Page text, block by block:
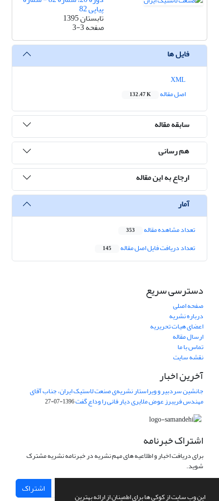
این وب سایت از کوکی ها برای اطمینان از ارائه بهترین
پیاپی 82
تابستان 1395
صفحه3-3
فایل ها
اصل مقاله
132.47 K
سابقه مقاله
هم رسانی
ارجاع به این مقاله
آمار
تعداد مشاهده مقاله 353
تعداد دریافت فایل اصل مقاله 145
دسترسی سریع
صفحه اصلی
درباره نشریه
اعضای هیات تحریریه
ارسال مقاله
تماس با ما
نقشه سایت
آخرین اخبار
جانشین سردبیر و ویراستار نشریه‌ی صنعت لاستیک ایران، جناب آقای
مهندس فریبرز عوض ملایری دیار فانی را وداع گفت1396-07-27
اشتراک خبرنامه
برای دریافت اخبار و اطلاعیه های مهم نشریه در خبرنامه نشریه مشترک
شوید.
اشتراک